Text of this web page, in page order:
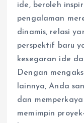
ide, beroleh
pengalaman
dinamis, relasi
perspektif baru
kesegaran ide
Dengan
lainnya, Anda
dan
memimpin